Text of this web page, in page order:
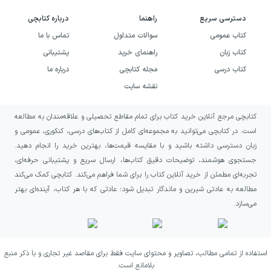
چارچوب مشخص مطالعه و تمرین است؛ یعنی
نمی‌گذارند مسیر یادگیری کاملاً پراکنده بماند و به
شما کمک می‌کند گام به گام از آموزش به آزمون
برسید. اگر به دنبال منبعی هستید که بتوانید در
تکرار تست‌ها، سرعت و دقت خود را بالا ببرید، این
کتاب می‌تواند یک همراه مناسب برایتان باشد.
چطور از این کتاب بهترین نتیجه را بگیریم؟
برای استفاده‌ی بهتر، ابتدا بخش درس‌نامه را
بخوانید و نکته‌های کلیدی هر مبحث را در ذهن
چهارگزینه‌ای بروید و تلاش کنید بدون نگاه فوری
دسترسی سریع
کتاب عمومی
کتاب زبان
کتاب درسی
راهنما
سوالات متداول
راهنمای خرید
مجله کتابچی
نقشه سایت
درباره کتابچی
تماس با ما
پشتیبانی
درباره ما
کتابچی مرجع آنلاین خرید کتاب برای تمام مقاطع تحصیلی و علاقه‌مندان به مطالعه
است. در کتابچی می‌توانید به مجموعه‌ای کامل از کتاب‌های درسی، کنکوری، عمومی و
زبان دسترسی داشته باشید و با مقایسه قیمت‌ها، بهترین خرید را انجام دهید.
جستجوی هوشمند، توضیحات دقیق کتاب‌ها، ارسال سریع و پشتیبانی حرفه‌ای،
تجربه‌ای مطمئن از خرید آنلاین کتاب را برای شما فراهم می‌کند. کتابچی کمک می‌کند
مطالعه به عادتی شیرین و ماندگار تبدیل شود؛ عادتی که با هر کتاب، آینده‌ای بهتر
می‌سازد.
استفاده از تمامی مطالب، تصاویر و محتوای سایت فقط برای مقاصد غیر تجاری و با ذکر منبع
بلامانع است.